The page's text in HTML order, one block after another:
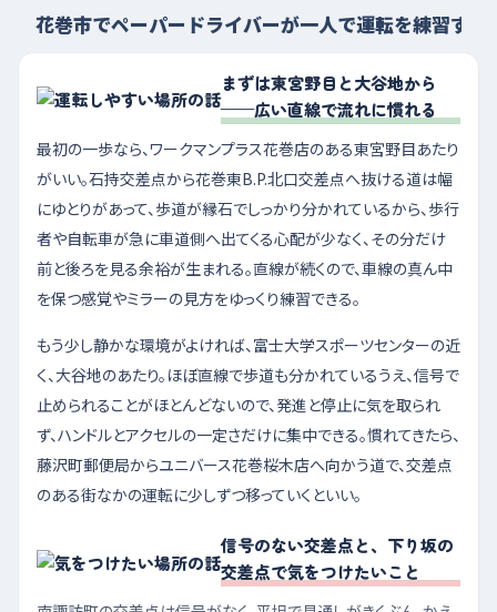
花巻市でペーパードライバーが一人で運転を練習する
まずは東宮野目と大谷地から
——広い直線で流れに慣れる
最初の一歩なら、ワークマンプラス花巻店のある東宮野目あたり
がいい。石持交差点から花巻東B.P.北口交差点へ抜ける道は幅
にゆとりがあって、歩道が縁石でしっかり分かれているから、歩行
者や自転車が急に車道側へ出てくる心配が少なく、その分だけ
前と後ろを見る余裕が生まれる。直線が続くので、車線の真ん中
を保つ感覚やミラーの見方をゆっくり練習できる。
もう少し静かな環境がよければ、富士大学スポーツセンターの近
く、大谷地のあたり。ほぼ直線で歩道も分かれているうえ、信号で
止められることがほとんどないので、発進と停止に気を取られ
ず、ハンドルとアクセルの一定さだけに集中できる。慣れてきたら、
藤沢町郵便局からユニバース花巻桜木店へ向かう道で、交差点
のある街なかの運転に少しずつ移っていくといい。
信号のない交差点と、下り坂の
交差点で気をつけたいこと